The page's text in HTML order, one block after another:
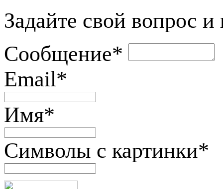
Задайте свой вопрос
Сообщение*
Email*
Имя*
Символы с картинки*